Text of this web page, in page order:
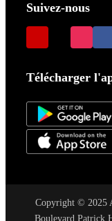
Suivez-nous
Télécharger
Copyright © 2025
Boulevard Patrick